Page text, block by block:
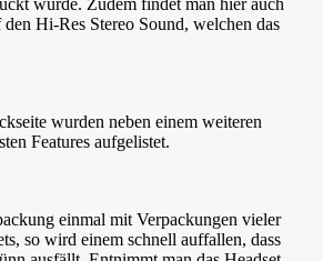
wurde. Zudem findet man hier auch
Hi-Res Stereo Sound, welchen das
wurden neben einem weiteren
Features aufgelistet.
einmal mit Verpackungen vieler
so wird einem schnell auffallen, dass